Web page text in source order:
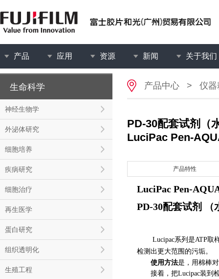
产品 应用 资源 新闻 关于我们
生命科学
神经生物学
外泌体研究
细胞培养
疾病研究
细胞治疗
再生医学
蛋白研究
组织透明化
生殖工程
产品中心 > 仪器
PD-30配套试剂（
LuciPac Pen-
产品特性
LuciPac Pen-
PD-30配套试剂 （
Lucipac系列是ATP取样
检测出更大范围的污垢。
使用方法是，用棉棒
接着，把Lucipac装到检